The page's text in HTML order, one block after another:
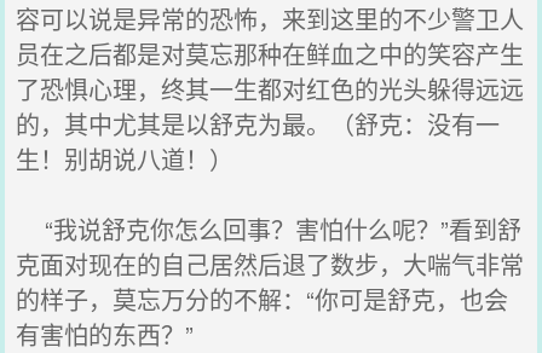
容可以说是异常的恐怖，来到这里的不少警卫人
员在之后都是对莫忘那种在鲜血之中的笑容产生
了恐惧心理，终其一生都对红色的光头躲得远远
的，其中尤其是以舒克为最。（舒克：没有一
生！别胡说八道！）
“我说舒克你怎么回事？害怕什么呢？”看到舒
克面对现在的自己居然后退了数步，大喘气非常
的样子，莫忘万分的不解：“你可是舒克，也会
有害怕的东西？”